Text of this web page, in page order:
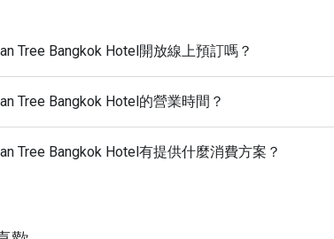
Tree Bangkok Hotel開放線上預訂嗎？
Tree Bangkok Hotel的營業時間？
Tree Bangkok Hotel有提供什麼消費方案？